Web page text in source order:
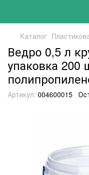
Каталог
Ведро 0,5 л
упаковка 200
Артикул: 004600015